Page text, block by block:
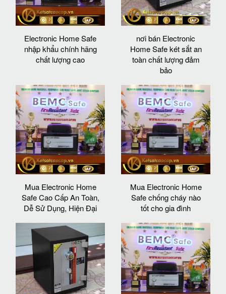
Electronic Home Safe
nhập khẩu chính hãng
chất lượng cao
nơi bán Electronic
Home Safe két sắt an
toàn chất lượng đảm
bảo
Mua Electronic Home
Safe Cao Cấp An Toàn,
Dễ Sử Dụng, Hiện Đại
Mua Electronic Home
Safe chống cháy nào
tốt cho gia đình